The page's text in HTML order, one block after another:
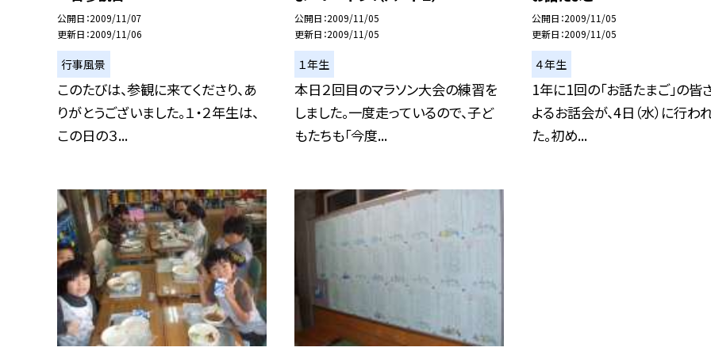
公開日 2009/11/07
更新日 2009/11/06
行事風景
このたびは、参観に来てくださり、あ
りがとうございました。１・２年生は、
この日の３...
公開日 2009/11/05
更新日 2009/11/05
１年生
本日２回目のマラソン大会の練習を
しました。一度走っているので、子ど
もたちも「今度...
公開日 2009/11/05
更新日 2009/11/05
４年生
1年に1回の「お話たまご」の皆
よるお話会が、4日（水）に行わ
た。初め...